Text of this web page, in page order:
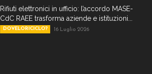
Rifiuti elettronici in ufficio: l’accordo MASE-
CdC RAEE trasforma aziende e istituzioni...
DOVELORICICLO? 16 Luglio 2026